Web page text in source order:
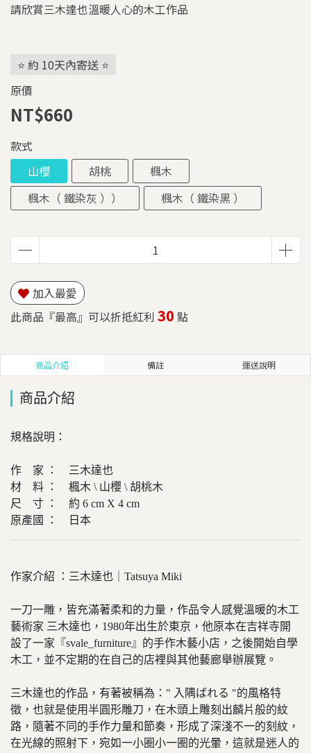
請欣賞三木達也溫暖人心的木工作品
⭐ 約 10天內寄送 ⭐
原價
NT$660
款式
山櫻
胡桃
楓木
楓木（ 鐵染灰 ））
楓木（ 鐵染黑 ）
加入最愛
此商品『最高』可以折抵紅利 30 點
商品介紹 備註 運送說明
商品介紹
規格說明：
作 家 ： 三木達也
材 料 ： 楓木 \ 山櫻 \ 胡桃木
尺 寸 ： 約 6 cm X 4 cm
原產國 ： 日本
作家介紹 ：三木達也｜Tatsuya Miki
一刀一雕，皆充滿著柔和的力量，作品令人感覺溫暖的木工
藝術家 三木達也，1980年出生於東京，他原本在吉祥寺開
設了一家『svale_furniture』的手作木藝小店，之後開始自學
木工，並不定期的在自己的店裡與其他藝廊舉辦展覽。
三木達也的作品，有著被稱為：" 入隅ばれる "的風格特
徵，也就是使用半圓形雕刀，在木頭上雕刻出麟片般的紋
路，隨著不同的手作力量和節奏，形成了深淺不一的刻紋，
在光線的照射下，宛如一小圈小一圈的光暈，這就是迷人的